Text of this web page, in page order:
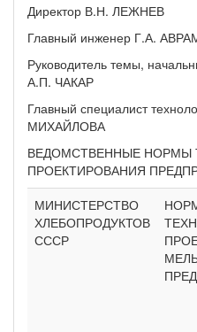
Директор В.Н. ЛЕЖНЕВ
Главный инженер Г.А.
Руководитель темы,
А.П. ЧАКАР
Главный специалист
МИХАЙЛОВА
ВЕДОМСТВЕННЫЕ НОРМЫ
ПРОЕКТИРОВАНИЯ
МИНИСТЕРСТВО
ХЛЕБОПРОДУКТОВ
СССР